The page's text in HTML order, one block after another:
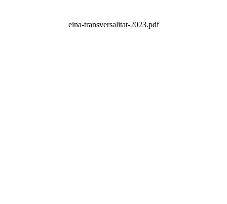
eina-transversalitat-2023.pdf